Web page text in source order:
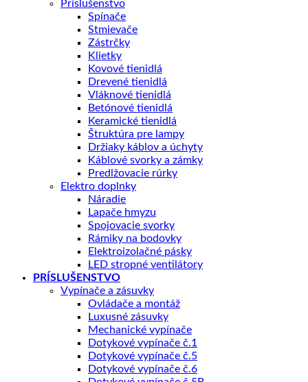
Príslušenstvo
Spínače
Stmievače
Zástrčky
Klietky
Kovové tienidlá
Drevené tienidlá
Vláknové tienidlá
Betónové tienidlá
Keramické tienidlá
Štruktúra pre lampy
Držiaky káblov a úchyty
Káblové svorky a zámky
Predlžovacie rúrky
Elektro doplnky
Náradie
Lapače hmyzu
Spojovacie svorky
Rámiky na bodovky
Elektroizolačné pásky
LED stropné ventilátory
PRÍSLUŠENSTVO
Vypínače a zásuvky
Ovládače a montáž
Luxusné zásuvky
Mechanické vypínače
Dotykové vypínače č.1
Dotykové vypínače č.5
Dotykové vypínače č.6